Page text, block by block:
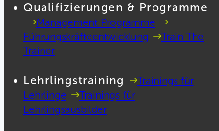
Qualifizierungen & Programme
Management Programme
Führungskräfteentwicklung
Train The
Trainer
Lehrlingstraining
Trainings für
Lehrlinge
Trainings für
Lehrlingsausbilder